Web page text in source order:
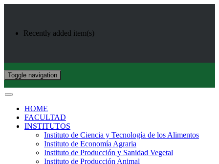
Recently added item(s)
Toggle navigation
HOME
FACULTAD
INSTITUTOS
Instituto de Ciencia y Tecnología de los Alimentos
Instituto de Economía Agraria
Instituto de Producción y Sanidad Vegetal
Instituto de Producción Animal